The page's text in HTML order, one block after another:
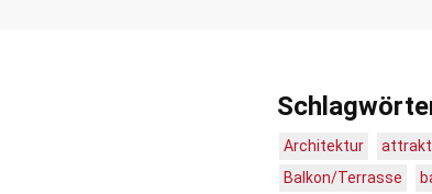
Architektur
Balkon/Terrasse